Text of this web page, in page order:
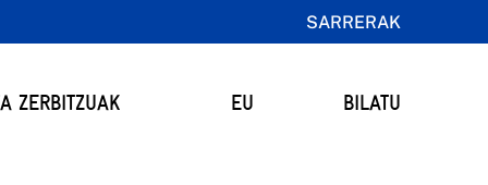
SARRERAK
ZERBITZUAK
EU BILATU